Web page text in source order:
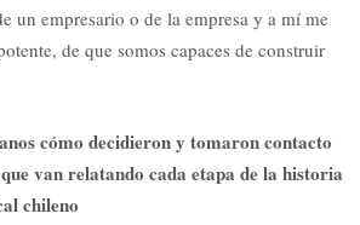
un empresario o de la empresa y a mí me
de que somos capaces de construir
cómo decidieron y tomaron contacto
van relatando cada etapa de la historia
chileno